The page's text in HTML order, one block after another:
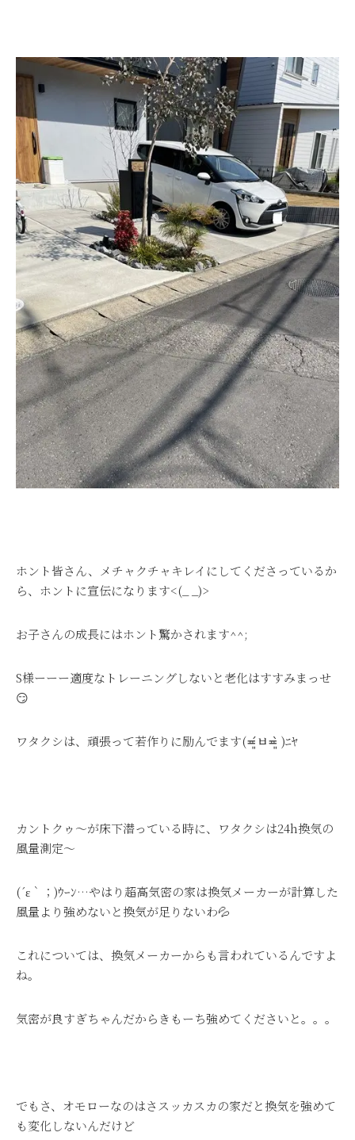
ホント皆さん、メチャクチャキレイにしてくださっているか
ら、ホントに宣伝になります<(_ _)>
お子さんの成長にはホント驚かされます^^;
S様ーーー適度なトレーニングしないと老化はすすみまっせ
😏
ワタクシは、頑張って若作りに励んでます(≖͈́ㅂ≖͈̀ )ﾆﾔ
カントクゥ～が床下潜っている時に、ワタクシは24h換気の
風量測定～
(´ε｀；)ｳｰﾝ…やはり超高気密の家は換気メーカーが計算した
風量より強めないと換気が足りないわ💦
これについては、換気メーカーからも言われているんですよ
ね。
気密が良すぎちゃんだからきもーち強めてくださいと。。。
でもさ、オモローなのはさスッカスカの家だと換気を強めて
も変化しないんだけど